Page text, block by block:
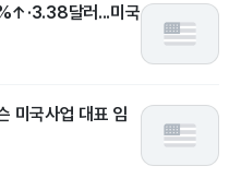
달러...미국
미국사업 대표 임